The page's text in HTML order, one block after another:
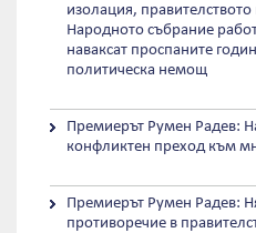
изолация,
Народното събрание
наваксат проспаните
политическа немощ
Премиерът Румен Радев:
конфликтен преход към
Премиерът Румен Радев:
противоречие в